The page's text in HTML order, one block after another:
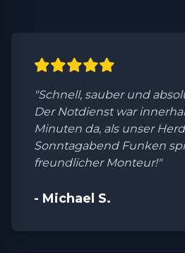
"Schnell, sauber und
Der Notdienst war
Minuten da, als unser
Sonntagabend Funken
freundlicher Monteur!"
- Michael S.